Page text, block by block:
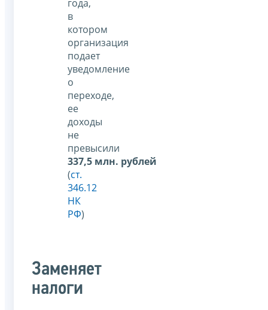
года,
в
котором
организация
подает
уведомление
о
переходе,
ее
доходы
не
превысили
337,5 млн. рублей
(ст.
346.12
НК
РФ)
Заменяет
налоги